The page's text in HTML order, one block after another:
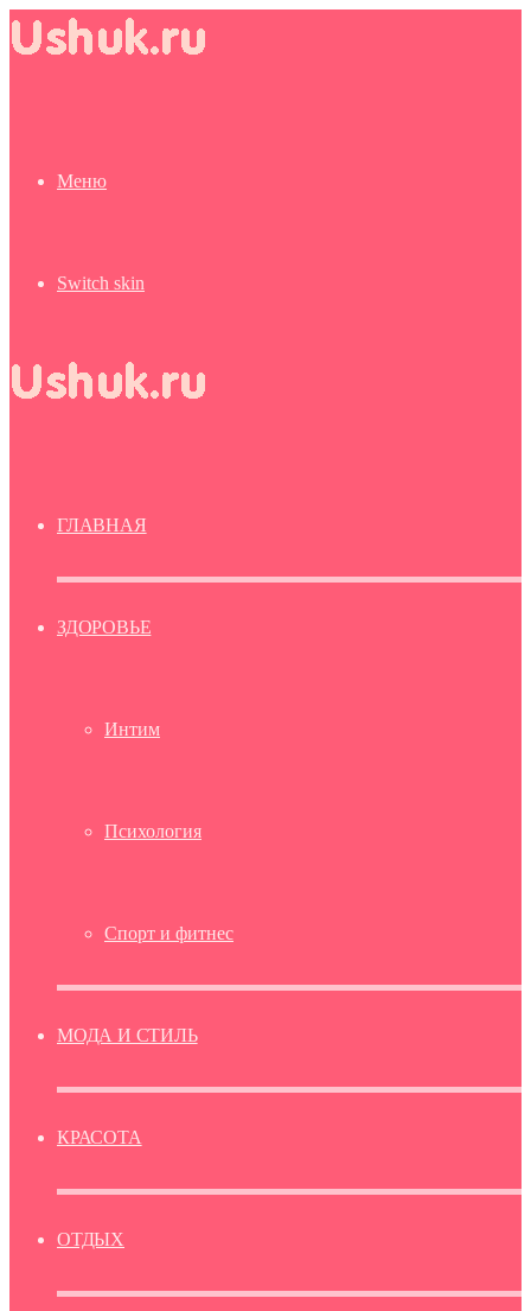
Меню
Switch skin
ГЛАВНАЯ
ЗДОРОВЬЕ
Интим
Психология
Спорт и фитнес
МОДА И СТИЛЬ
КРАСОТА
ОТДЫХ